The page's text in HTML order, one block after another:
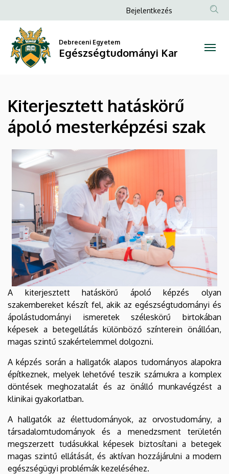
hatáskörű
ápoló
mesterképzési
Egészségtudományi
Kar
a
tartalomra
Anonim
menüje
Bejelentkezés
Debreceni Egyetem
Egészségtudományi Kar
Kiterjesztett hatáskörű
ápoló mesterképzési szak
A kiterjesztett hatáskörű ápoló képzés olyan
szakembereket készít fel, akik az egészségtudományi és
ápolástudományi ismeretek széleskörű birtokában
képesek a betegellátás különböző színterein önállóan,
magas szintű szakértelemmel dolgozni.
A képzés során a hallgatók alapos tudományos alapokra
építkeznek, melyek lehetővé teszik számukra a komplex
döntések meghozatalát és az önálló munkavégzést a
klinikai gyakorlatban.
A hallgatók az élettudományok, az orvostudomány, a
társadalomtudományok és a menedzsment területén
megszerzett tudásukkal képesek biztosítani a betegek
magas szintű ellátását, és aktívan hozzájárulni a modern
egészségügyi problémák kezeléséhez.